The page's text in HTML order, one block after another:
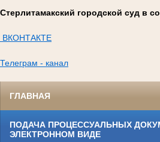
Стерлитамакский городской суд в
ВКОНТАКТЕ
Телеграм - канал
ГЛАВНАЯ
ПОДАЧА ПРОЦЕССУАЛЬНЫХ
ЭЛЕКТРОННОМ ВИДЕ